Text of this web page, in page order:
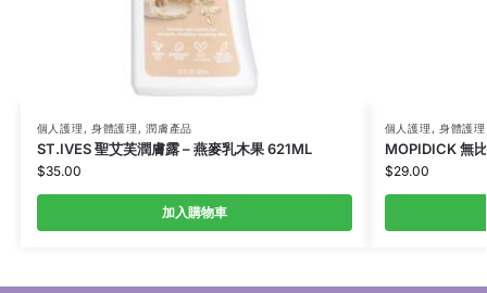
個人護理 , 身體護理 ,潤膚產品
ST.IVES 聖艾芙潤膚露 – 燕麥乳木果 621ML
$35.00
加入購物車
個人護理 , 身體護理
MOPIDICK 無
$29.00